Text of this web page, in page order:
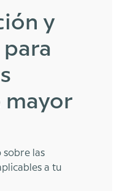
y
mayor
sobre las
a tu